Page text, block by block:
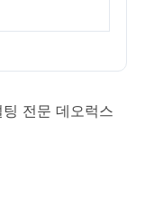
전문 데오럭스